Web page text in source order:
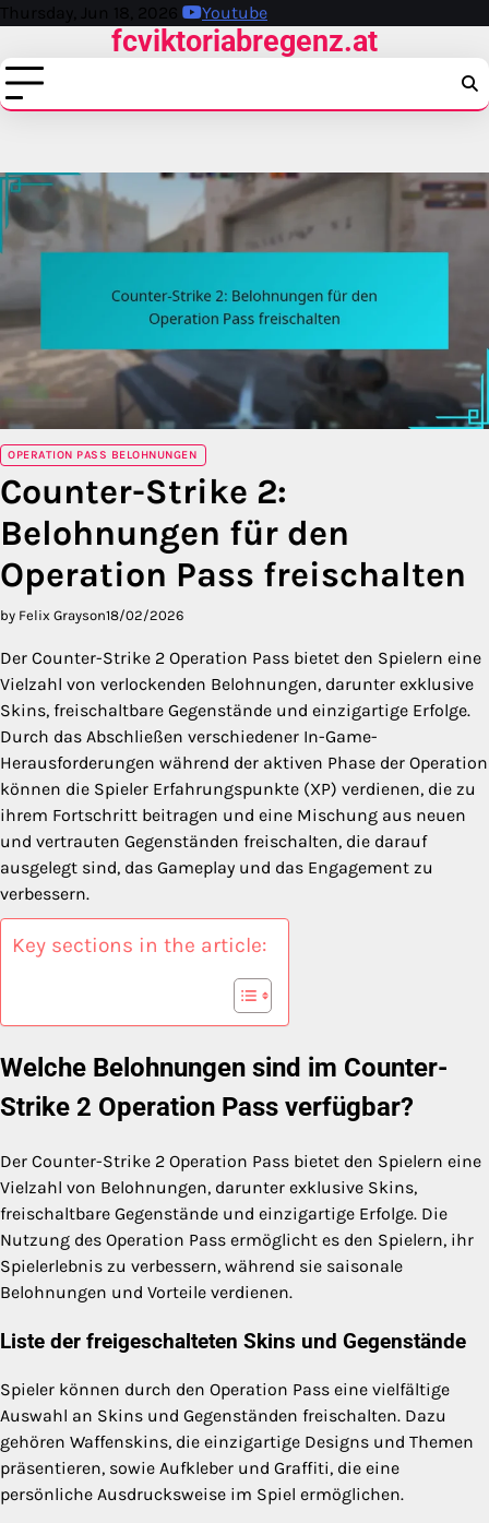
Skip
content
Thursday, Jun 18, 2026 Youtube
fcviktoriabregenz.at
OPERATION PASS BELOHNUNGEN
Counter-Strike 2:
Belohnungen für den
Operation Pass freischalten
by Felix Grayson18/02/2026
Der Counter-Strike 2 Operation Pass bietet den Spielern eine
Vielzahl von verlockenden Belohnungen, darunter exklusive
Skins, freischaltbare Gegenstände und einzigartige Erfolge.
Durch das Abschließen verschiedener In-Game-
Herausforderungen während der aktiven Phase der Operation
können die Spieler Erfahrungspunkte (XP) verdienen, die zu
ihrem Fortschritt beitragen und eine Mischung aus neuen
und vertrauten Gegenständen freischalten, die darauf
ausgelegt sind, das Gameplay und das Engagement zu
verbessern.
Key sections in the article:
Welche Belohnungen sind im Counter-
Strike 2 Operation Pass verfügbar?
Der Counter-Strike 2 Operation Pass bietet den Spielern eine
Vielzahl von Belohnungen, darunter exklusive Skins,
freischaltbare Gegenstände und einzigartige Erfolge. Die
Nutzung des Operation Pass ermöglicht es den Spielern, ihr
Spielerlebnis zu verbessern, während sie saisonale
Belohnungen und Vorteile verdienen.
Liste der freigeschalteten Skins und Gegenstände
Spieler können durch den Operation Pass eine vielfältige
Auswahl an Skins und Gegenständen freischalten. Dazu
gehören Waffenskins, die einzigartige Designs und Themen
präsentieren, sowie Aufkleber und Graffiti, die eine
persönliche Ausdrucksweise im Spiel ermöglichen.